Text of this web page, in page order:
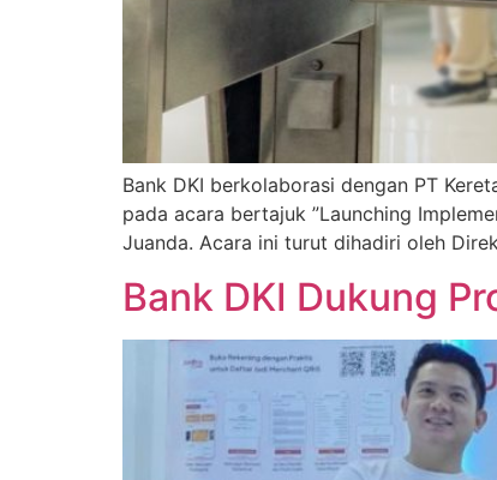
Bank DKI berkolaborasi dengan PT
pada acara bertajuk ”Launching
Juanda. Acara ini turut dihadiri oleh
Bank DKI Dukung